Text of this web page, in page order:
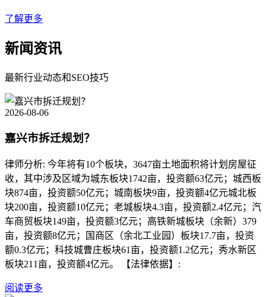
了解更多
新闻资讯
最新行业动态和SEO技巧
2026-08-06
嘉兴市拆迁规划？
律师分析: 今年将有10个板块，3647亩土地面积将计划房屋征
收，其中涉及区域为城东板块1742亩，投资额63亿元；城西板
块874亩，投资额50亿元；城南板块9亩，投资额4亿元城北板
块200亩，投资额10亿元；老城板块4.3亩，投资额2.4亿元；汽
车商贸板块149亩，投资额3亿元；高铁新城板块（余新）379
亩，投资额8亿元；国商区（余北工业园）板块17.7亩，投资
额0.3亿元；科技城曹庄板块61亩，投资额1.2亿元；秀水新区
板块211亩，投资额4亿元。 【法律依据】:
阅读更多